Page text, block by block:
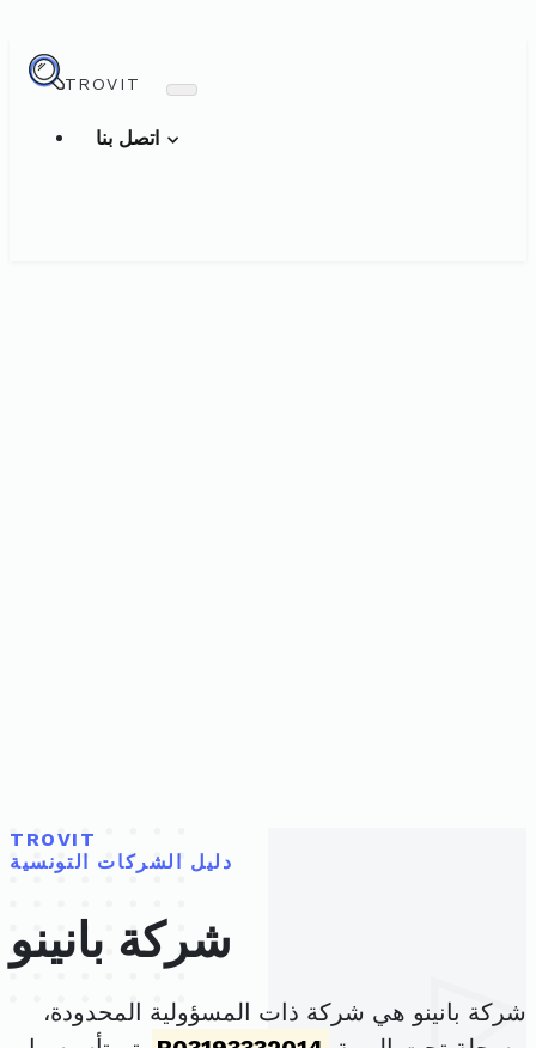
TROVIT
TROVIT
دليل الشركات التونسية
شركة بانينو
شركة بانينو هي شركة ذات المسؤولية المحدودة،